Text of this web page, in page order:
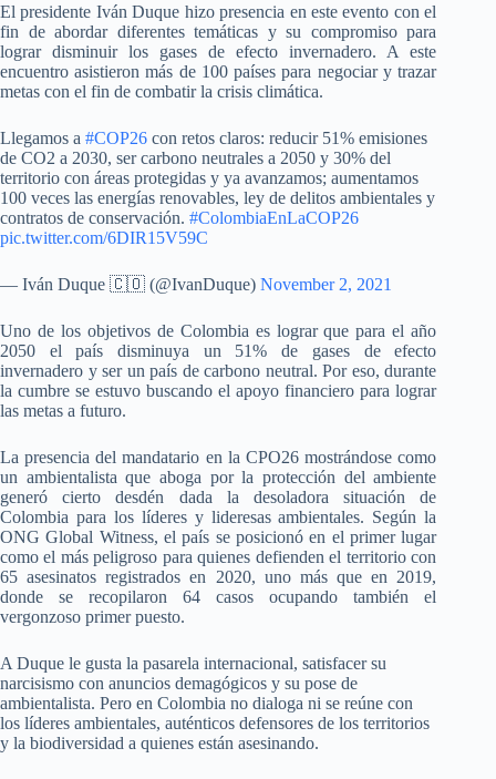
El presidente Iván Duque hizo presencia en este evento con el
fin de abordar diferentes temáticas y su compromiso para
lograr disminuir los gases de efecto invernadero. A este
encuentro asistieron más de 100 países para negociar y trazar
metas con el fin de combatir la crisis climática.
Llegamos a #COP26 con retos claros: reducir 51% emisiones
de CO2 a 2030, ser carbono neutrales a 2050 y 30% del
territorio con áreas protegidas y ya avanzamos; aumentamos
100 veces las energías renovables, ley de delitos ambientales y
contratos de conservación. #ColombiaEnLaCOP26
pic.twitter.com/6DIR15V59C
— Iván Duque 🇨🇴 (@IvanDuque) November 2, 2021
Uno de los objetivos de Colombia es lograr que para el año
2050 el país disminuya un 51% de gases de efecto
invernadero y ser un país de carbono neutral. Por eso, durante
la cumbre se estuvo buscando el apoyo financiero para lograr
las metas a futuro.
La presencia del mandatario en la CPO26 mostrándose como
un ambientalista que aboga por la protección del ambiente
generó cierto desdén dada la desoladora situación de
Colombia para los líderes y lideresas ambientales. Según la
ONG Global Witness, el país se posicionó en el primer lugar
como el más peligroso para quienes defienden el territorio con
65 asesinatos registrados en 2020, uno más que en 2019,
donde se recopilaron 64 casos ocupando también el
vergonzoso primer puesto.
A Duque le gusta la pasarela internacional, satisfacer su
narcisismo con anuncios demagógicos y su pose de
ambientalista. Pero en Colombia no dialoga ni se reúne con
los líderes ambientales, auténticos defensores de los territorios
y la biodiversidad a quienes están asesinando.